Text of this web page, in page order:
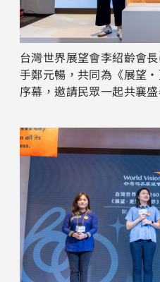
台灣世界展望會李紹齡會
手鄭元暢，共同為《展望
序幕，邀請民眾一起共襄盛